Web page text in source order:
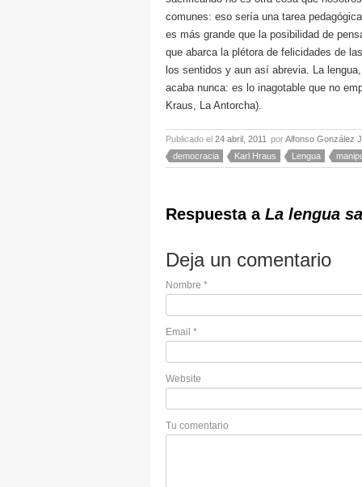
comunes: eso sería una tarea
es más grande que la posibilidad de
que abarca la plétora de felicidades de
los sentidos y aun así abrevia. La
acaba nunca: es lo inagotable que no
Kraus, La Antorcha).
Publicado el 24 abril, 2011 porAlfonso González
democracia
Karl Hraus Lengua
Respuesta a La lengua
Deja un comentario
Nombre *
Email *
Website
Tu comentario